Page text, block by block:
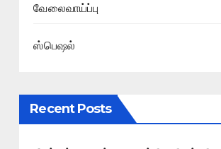
வேலைவாய்ப்பு
ஸ்பெஷல்
Recent Posts